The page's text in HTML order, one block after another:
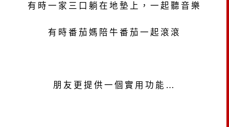
有時一家三口躺在地墊上，一起聽音樂
有時番茄媽陪牛番茄一起滾滾
朋友更提供一個實用功能 …